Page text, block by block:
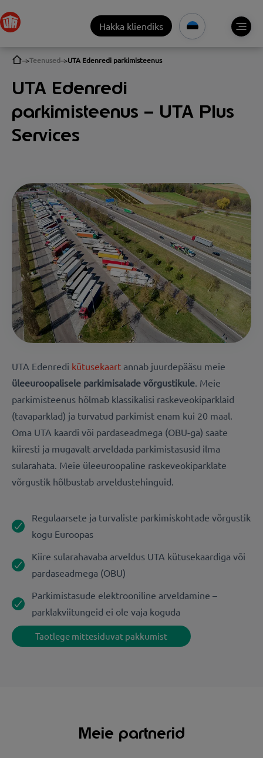
Hakka kliendiks
Teenused UTA Edenredi parkimisteenus
UTA Edenredi
parkimisteenus – UTA Plus
Services
UTA Edenredi kütusekaart annab juurdepääsu meie
üleeuroopalisele parkimisalade võrgustikule. Meie
parkimisteenus hõlmab klassikalisi raskeveokiparklaid
(tavaparklad) ja turvatud parkimist enam kui 20 maal.
Oma UTA kaardi või pardaseadmega (OBU-ga) saate
kiiresti ja mugavalt arveldada parkimistasusid ilma
sularahata. Meie üleeuroopaline raskeveokiparklate
võrgustik hõlbustab arveldustehinguid.
Regulaarsete ja turvaliste parkimiskohtade võrgustik
kogu Euroopas
Kiire sularahavaba arveldus UTA kütusekaardiga või
pardaseadmega (OBU)
Parkimistasude elektrooniline arveldamine –
parklakviitungeid ei ole vaja koguda
Taotlege mittesiduvat pakkumist
Meie partnerid